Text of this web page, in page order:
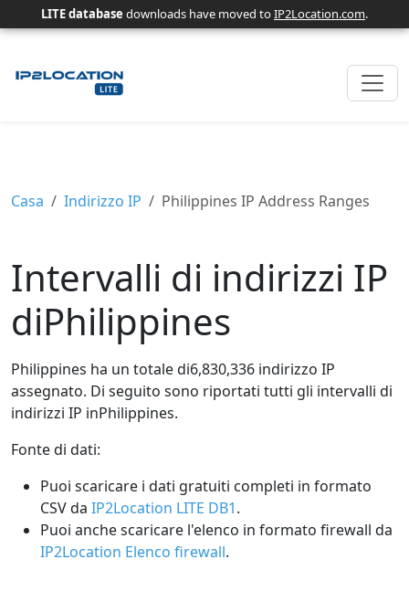
LITE database downloads have moved toIP2Location.com.
Casa Indirizzo IP Philippines IP Address Ranges
Intervalli di indirizzi IP
diPhilippines
Philippines ha un totale di6,830,336 indirizzo IP
assegnato. Di seguito sono riportati tutti gli intervalli di
indirizzi IP inPhilippines.
Fonte di dati:
Puoi scaricare i dati gratuiti completi in formato
CSV da IP2Location LITE DB1.
Puoi anche scaricare l'elenco in formato firewall da
IP2Location Elenco firewall.